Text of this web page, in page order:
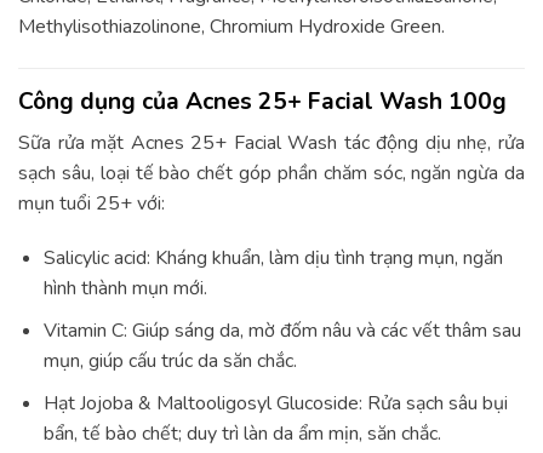
Methylisothiazolinone, Chromium Hydroxide Green.
Công dụng của Acnes 25+ Facial Wash 100g
Sữa rửa mặt Acnes 25+ Facial Wash tác động dịu nhẹ, rửa
sạch sâu, loại tế bào chết góp phần chăm sóc, ngăn ngừa da
mụn tuổi 25+ với:
Salicylic acid: Kháng khuẩn, làm dịu tình trạng mụn, ngăn
hình thành mụn mới.
Vitamin C: Giúp sáng da, mờ đốm nâu và các vết thâm sau
mụn, giúp cấu trúc da săn chắc.
Hạt Jojoba & Maltooligosyl Glucoside: Rửa sạch sâu bụi
bẩn, tế bào chết; duy trì làn da ẩm mịn, săn chắc.